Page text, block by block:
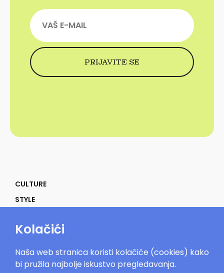
CULTURE
STYLE
POWER
IN THE MOOD
Kolačići
Naša web stranica koristi kolačiće (cookies) kako
bi pružila najbolje iskustvo pregledavanja.